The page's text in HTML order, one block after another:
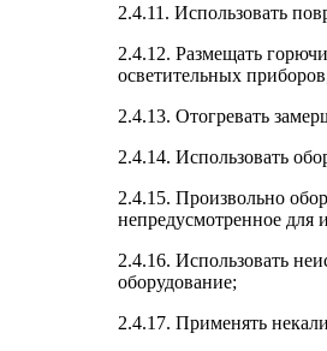
2.4.11. Использовать
2.4.12. Размещать
осветительных
2.4.13. Отогревать
2.4.14. Использовать
2.4.15. Произвольно
непредусмотренное
2.4.16. Использовать
оборудование;
2.4.17. Применять